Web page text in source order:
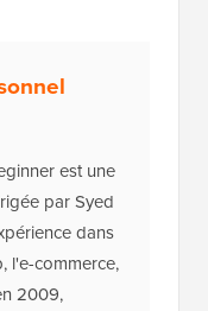
est une
par Syed
dans
l'e-commerce,
2009,